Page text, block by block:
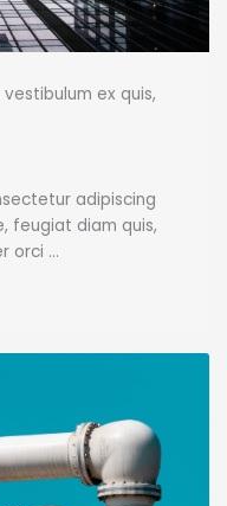
ex quis,
adipiscing
feugiat diam quis,
orci ...